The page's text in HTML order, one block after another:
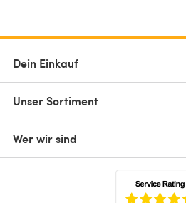
Dein Einkauf
Unser Sortiment
Wer wir sind